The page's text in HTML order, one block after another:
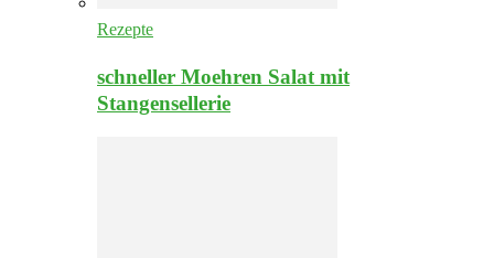
Rezepte
schneller Moehren Salat mit
Stangensellerie